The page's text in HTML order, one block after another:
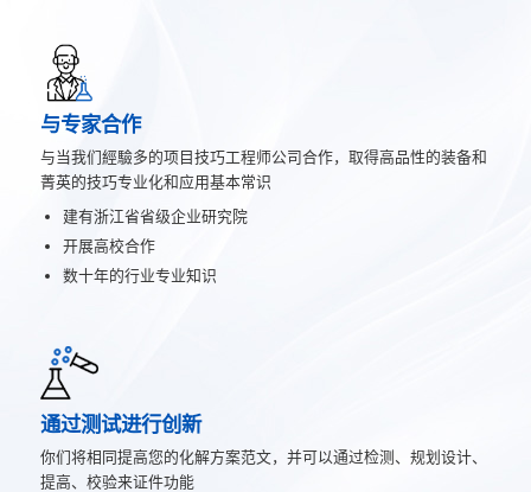
与专家合作
与当我们經驗多的项目技巧工程师公司合作，取得高品性的装备和
菁英的技巧专业化和应用基本常识
建有浙江省省级企业研究院
开展高校合作
数十年的行业专业知识
通过测试进行创新
你们将相同提高您的化解方案范文，并可以通过检测、规划设计、
提高、校验来证件功能